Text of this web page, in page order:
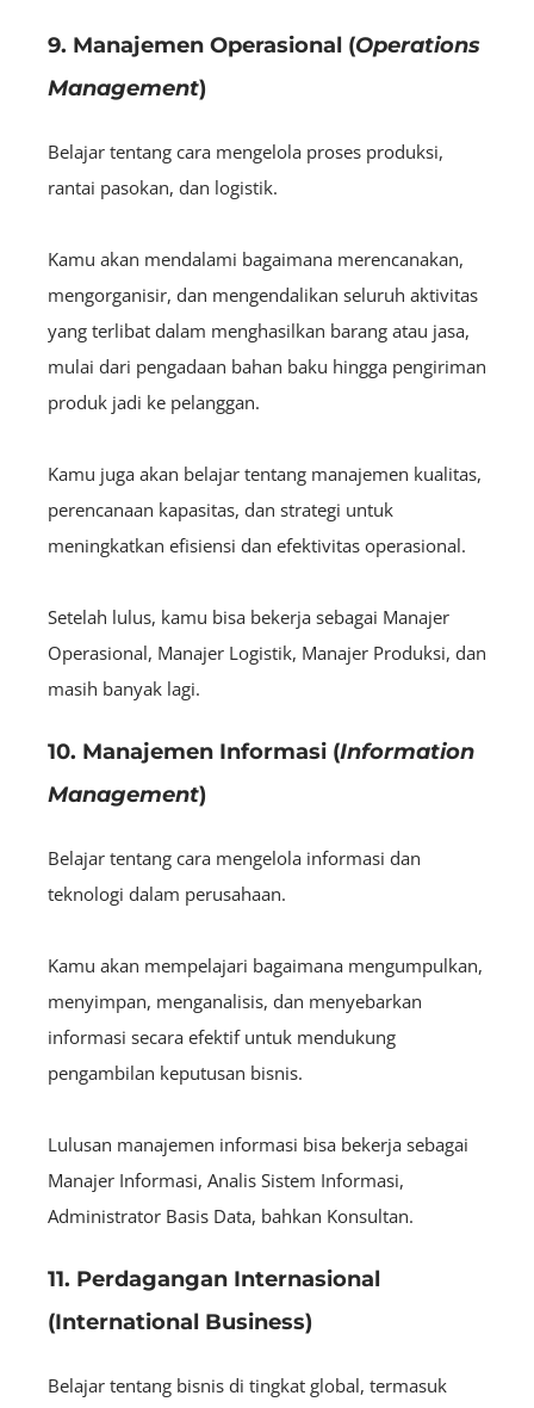
9. Manajemen Operasional (Operations
Management)
Belajar tentang cara mengelola proses produksi,
rantai pasokan, dan logistik.
Kamu akan mendalami bagaimana merencanakan,
mengorganisir, dan mengendalikan seluruh aktivitas
yang terlibat dalam menghasilkan barang atau jasa,
mulai dari pengadaan bahan baku hingga pengiriman
produk jadi ke pelanggan.
Kamu juga akan belajar tentang manajemen kualitas,
perencanaan kapasitas, dan strategi untuk
meningkatkan efisiensi dan efektivitas operasional.
Setelah lulus, kamu bisa bekerja sebagai Manajer
Operasional, Manajer Logistik, Manajer Produksi, dan
masih banyak lagi.
10. Manajemen Informasi (Information
Management)
Belajar tentang cara mengelola informasi dan
teknologi dalam perusahaan.
Kamu akan mempelajari bagaimana mengumpulkan,
menyimpan, menganalisis, dan menyebarkan
informasi secara efektif untuk mendukung
pengambilan keputusan bisnis.
Lulusan manajemen informasi bisa bekerja sebagai
Manajer Informasi, Analis Sistem Informasi,
Administrator Basis Data, bahkan Konsultan.
11. Perdagangan Internasional
(International Business)
Belajar tentang bisnis di tingkat global, termasuk